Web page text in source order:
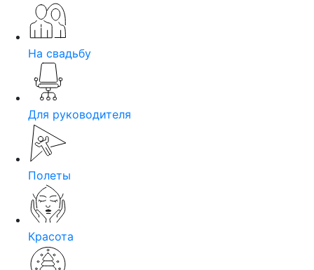
На свадьбу
Для руководителя
Полеты
Красота